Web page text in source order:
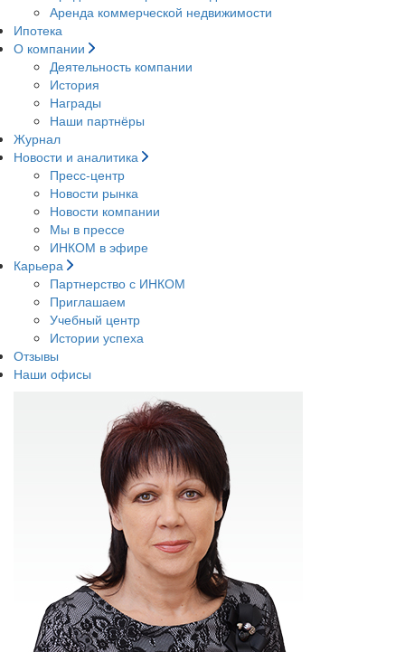
Аренда коммерческой недвижимости
Ипотека
О компании
Деятельность компании
История
Награды
Наши партнёры
Журнал
Новости и аналитика
Пресс-центр
Новости рынка
Новости компании
Мы в прессе
ИНКОМ в эфире
Карьера
Партнерство с ИНКОМ
Приглашаем
Учебный центр
Истории успеха
Отзывы
Наши офисы